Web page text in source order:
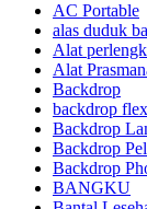
AC Portable
alas duduk
Alat
Alat
Backdrop
backdrop
Backdrop
Backdrop
Backdrop
BANGKU